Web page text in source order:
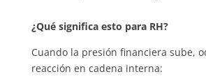
¿Qué significa esto para RH?
Cuando la presión financiera sube,
reacción en cadena interna: